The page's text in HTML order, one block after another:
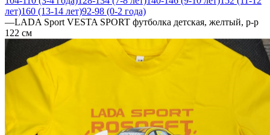
лет)160 (13-14 лет)92-98 (0-2 года)
—LADA Sport VESTA SPORT футболка детская, желтый, р-р
122 см